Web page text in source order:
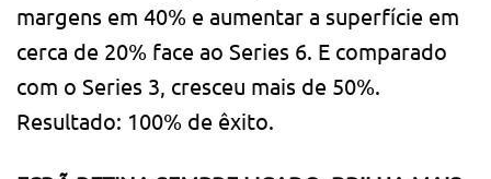
margens em 40% e aumentar a superfície em
cerca de 20% face ao Series 6. E comparado
com o Series 3, cresceu mais de 50%.
Resultado: 100% de êxito.